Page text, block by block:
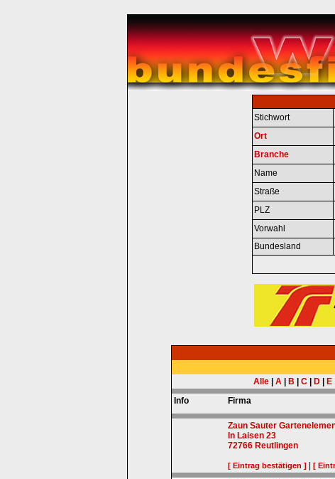
Stichwort
Ort
Branche
Name
Straße
PLZ
Vorwahl
Bundesland
Alle| A| B C| D| E|
Info
Firma
Zaun Sauter
In Laisen 23
72766 Reutlingen
[ Eintrag bestätigen ] [